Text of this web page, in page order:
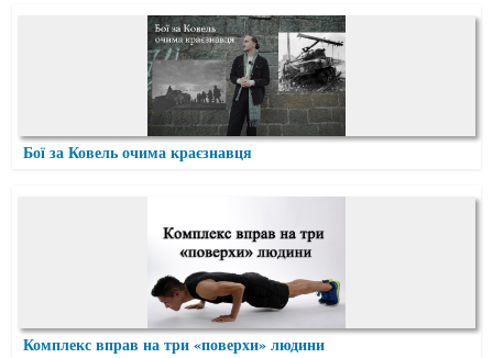
Бої за Ковель очима краєзнавця
Комплекс вправ на три «поверхи» людини